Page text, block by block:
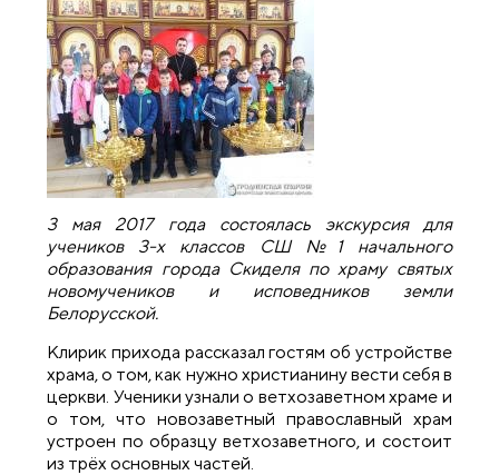
3 мая 2017 года состоялась экскурсия для
учеников 3-х классов СШ №1 начального
образования города Скиделя по храму святых
новомучеников и исповедников земли
Белорусской.
Клирик прихода рассказал гостям об устройстве
храма, о том, как нужно христианину вести себя в
церкви. Ученики узнали о ветхозаветном храме и
о том, что новозаветный православный храм
устроен по образцу ветхозаветного, и состоит
из трёх основных частей.